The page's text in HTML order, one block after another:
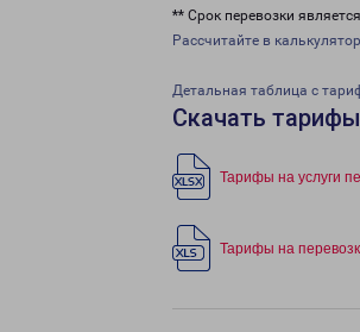
** Срок перевозки является
Рассчитайте в
Детальная таблица с
Скачать
Тарифы на услуги
Тарифы на